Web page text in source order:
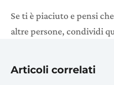
Se ti è piaciuto e pensi
altre persone, condividi
Articoli correlati